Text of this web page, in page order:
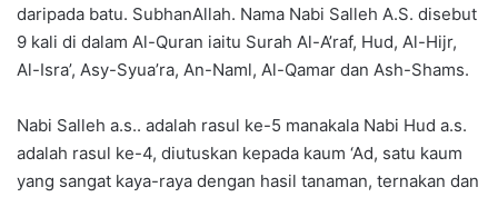
daripada batu. SubhanAllah. Nama Nabi Salleh A.S. disebut
9 kali di dalam Al-Quran iaitu Surah Al-A’raf, Hud, Al-Hijr,
Al-Isra’, Asy-Syua’ra, An-Naml, Al-Qamar dan Ash-Shams.
Nabi Salleh a.s.. adalah rasul ke-5 manakala Nabi Hud a.s.
adalah rasul ke-4, diutuskan kepada kaum ‘Ad, satu kaum
yang sangat kaya-raya dengan hasil tanaman, ternakan dan